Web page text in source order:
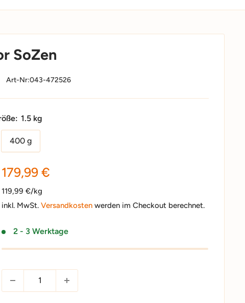
SoZen
Art-Nr:043-472526
1.5 kg
400 g
Sonderpreis
179,99 €
119,99 €/kg
inkl. MwSt.Versandkosten werden im Checkout berechnet.
2 - 3 Werktage